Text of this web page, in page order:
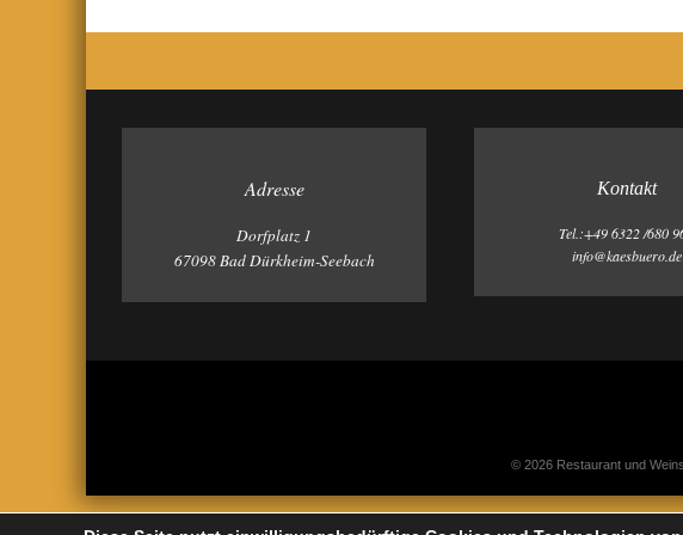
Adresse
Dorfplatz 1
67098 Bad Dürkheim-Seebach
Kontakt
Tel.:+49 6322 /680
info@kaesbuero.de
© 2026 Restaurant und